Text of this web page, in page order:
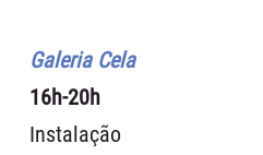
Galeria Cela
16h-20h
Instalação